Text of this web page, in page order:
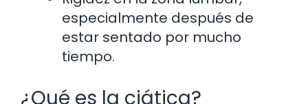
especialmente después de
estar sentado por mucho
tiempo.
¿Qué es la ciática?